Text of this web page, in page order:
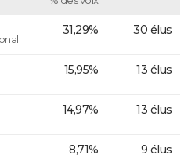
31,29% 30 élus
15,95% 13 élus
14,97% 13 élus
8,71% 9 élus